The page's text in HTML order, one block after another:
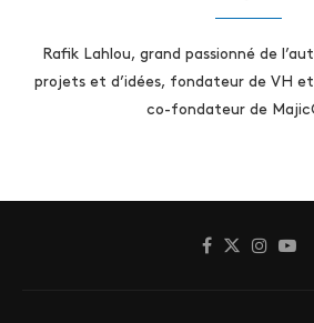
Rafik Lahlou, grand passionné de
projets et d’idées, fondateur de VH et
co-fondateur de